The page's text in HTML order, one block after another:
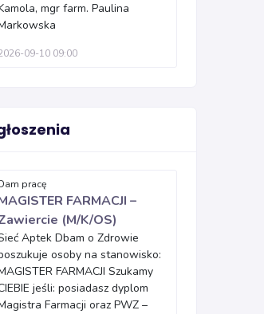
mgr farm. Paulina
09-10 09:00
pracę
FARMACJI –
(M/K/OS)
Aptek Dbam o Zdrowie
osoby na stanowisko:
FARMACJI Szukamy
jeśli: posiadasz dyplom
Farmacji oraz PWZ –